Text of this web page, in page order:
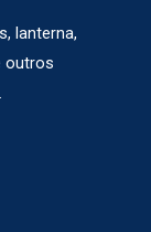
lanterna,
outros